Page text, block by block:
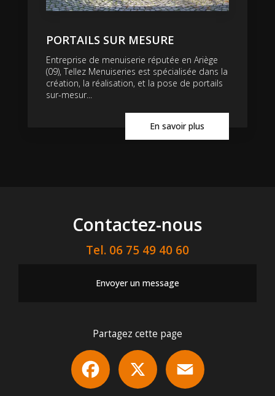
PORTAILS SUR MESURE
Entreprise de menuiserie réputée en Ariège
(09), Tellez Menuiseries est spécialisée dans la
création, la réalisation, et la pose de portails
sur-mesur...
En savoir plus
Contactez-nous
Tel. 06 75 49 40 60
Envoyer un message
Partagez cette page
Facebook